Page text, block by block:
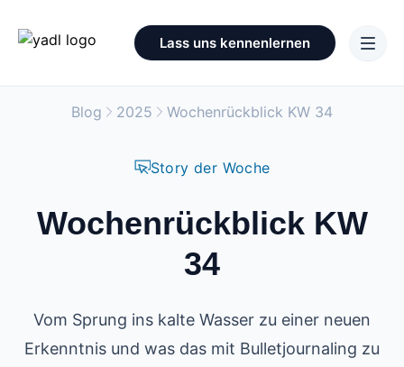
Lass uns kennenlernen
Blog 2025 Wochenrückblick KW 34
Story der Woche
Wochenrückblick KW
34
Vom Sprung ins kalte Wasser zu einer neuen
Erkenntnis und was das mit Bulletjournaling zu